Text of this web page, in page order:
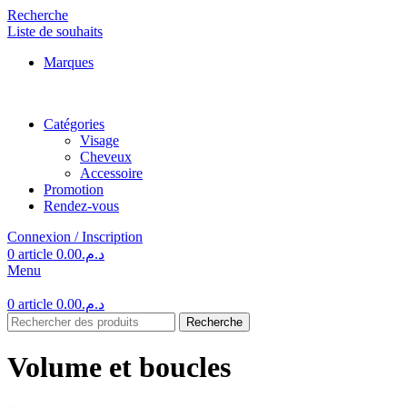
Recherche
Liste de souhaits
Marques
Catégories
Visage
Cheveux
Accessoire
Promotion
Rendez-vous
Connexion / Inscription
0 article د.م.0.00
Menu
0 article د.م.0.00
Recherche
Volume et boucles